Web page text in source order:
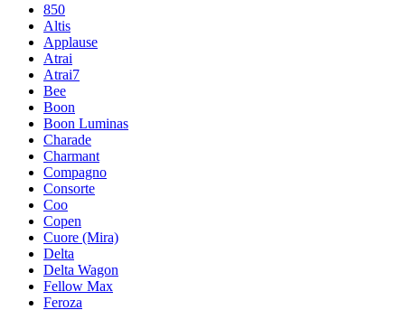
850
Altis
Applause
Atrai
Atrai7
Bee
Boon
Boon Luminas
Charade
Charmant
Compagno
Consorte
Coo
Copen
Cuore (Mira)
Delta
Delta Wagon
Fellow Max
Feroza